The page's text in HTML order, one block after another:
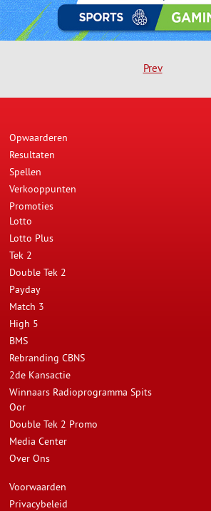
Prev
Opwaarderen
Resultaten
Spellen
Verkooppunten
Promoties
Lotto
Lotto Plus
Tek 2
Double Tek 2
Payday
Match 3
High 5
BMS
Rebranding CBNS
2de Kansactie
Winnaars Radioprogramma Spits
Oor
Double Tek 2 Promo
Media Center
Over Ons
Voorwaarden
Privacybeleid